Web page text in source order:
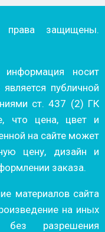
защищены.
информация носит
публичной
ст. 437 (2) ГК
что цена, цвет и
на сайте может
цену, дизайн и
заказа.
материалов сайта
на иных
без разрешения